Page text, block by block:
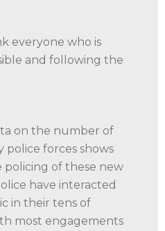
everyone who is
and following the
on the number of
police forces shows
of these new
have interacted
in their tens of
most engagements